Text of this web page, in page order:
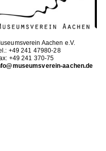
Aachen e.V.
+49 241 47980-28
+49 241 370-75
aachen.de